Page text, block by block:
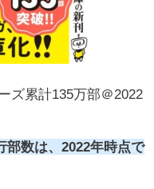
ズ累計135万部＠2022
部数は、2022年時点で